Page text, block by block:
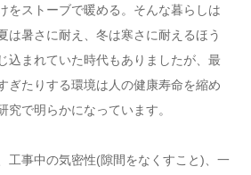
をストーブで暖める。そんな暮らしは
は暑さに耐え、冬は寒さに耐えるほう
込まれていた時代もありましたが、最
ぎたりする環境は人の健康寿命を縮め
究で明らかになっています。
工事中の気密性(隙間をなくすこと)、一